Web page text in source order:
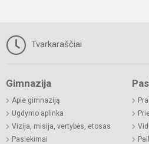
Tvarkaraščiai
Gimnazija
Apie gimnaziją
Ugdymo aplinka
Vizija, misija, vertybės, etosas
Pasiekimai